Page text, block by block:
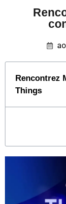
Rencontrez
Things